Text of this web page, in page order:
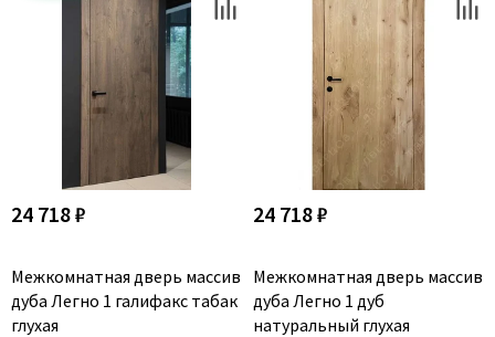
Ульяновские
Шейл Дорс
Adden Bau
Aldeghi Luigi
Archie
Armadillo
24 718 ₽
Межкомнатная дверь массив
дуба Легно 1 галифакс табак
глухая
24 718 ₽
Межкомнатная дверь массив
дуба Легно 1 дуб
натуральный глухая